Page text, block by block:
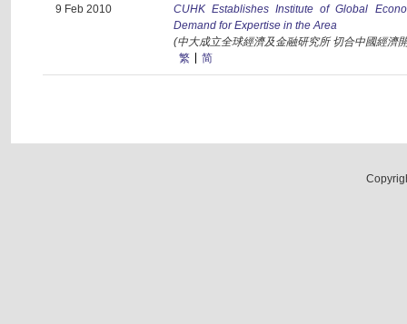
9 Feb 2010
CUHK Establishes Institute of Global
Demand for Expertise in the Area
(中大成立全球經濟及金融研究所 切合中國經濟
繁
简